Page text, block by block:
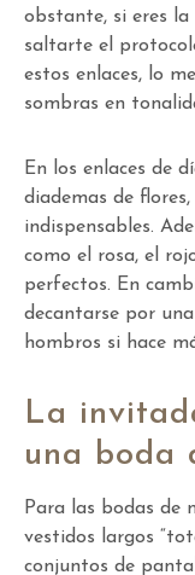
obstante, si eres
saltarte el
estos enlaces, lo
sombras en
En los enlaces de
diademas de
indispensables.
como el rosa, el
perfectos. En
decantarse por
hombros si hace
La
una boda
Para las bodas de
vestidos largos
conjuntos de